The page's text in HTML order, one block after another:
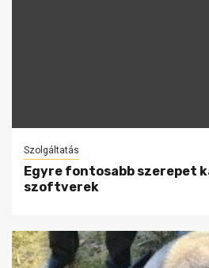
Szolgáltatás
Egyre fontosabb szerepet
szoftverek